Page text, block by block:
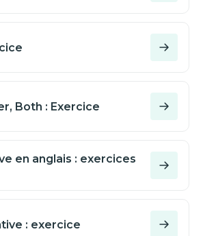
Both : Exercice
en anglais : exercices
: exercice